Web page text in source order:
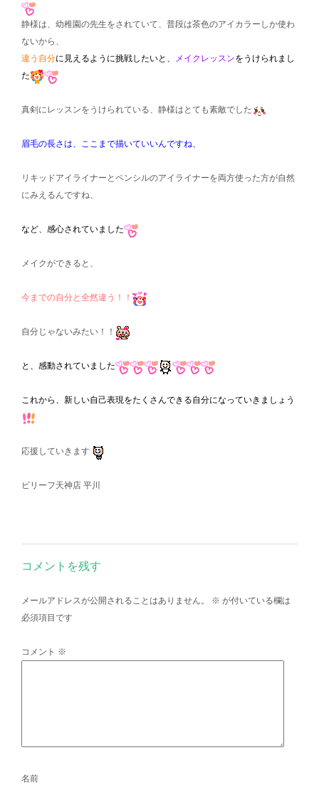
静様は、幼稚園の先生をされていて、普段は茶色のアイカラーしか使わ
ないから、
違う自分に見えるように挑戦したいと、 メイクレッスンをうけられまし
た
真剣にレッスンをうけられている、静様はとても素敵でした
眉毛の長さは、ここまで描いていいんですね、
リキッドアイライナーとペンシルのアイライナーを両方使った方が自然
にみえるんですね、
など、感心されていました
メイクができると、
今までの自分と全然違う！！
自分じゃないみたい！！
と、感動されていました
これから、新しい自己表現をたくさんできる自分になっていきましょう
応援していきます
ビリーフ天神店 平川
コメントを残す
メールアドレスが公開されることはありません。 ※ が付いている欄は
必須項目です
コメント ※
名前